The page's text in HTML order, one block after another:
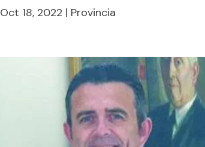
Oct 18, 2022 | Provincia